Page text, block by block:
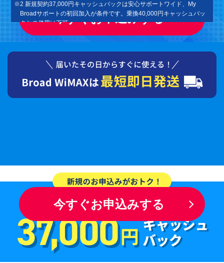
今すぐお申込みする
※2 新規契約37,000円キャッシュバックは安心サポートワイド、My
Broadサポートの初回加入が条件です。乗換40,000円キャッシュバッ
クとの併用は不可。
※3 契約解除料還元のお乗換えキャンペーンの最大40,000円（非課税）
となります。新規契約37,000円キャッシュバックとの併用は不可。
※4 端末代は 一括払いと分割払い（税込1,210円×36回）が選択可能で
す。端末代割引として1,210円/月を36ヶ月割引させていただきます。
ご解約の時点で端末残積分がある場合は端末残積分を一括にてお支払
いいただきます。
※5 スマートバリューはKDDI提供。お申込みが必要となります。
※6 当日発送は平日12時までの受付分となります。日曜・祝日は配送を
今すぐお申込みする